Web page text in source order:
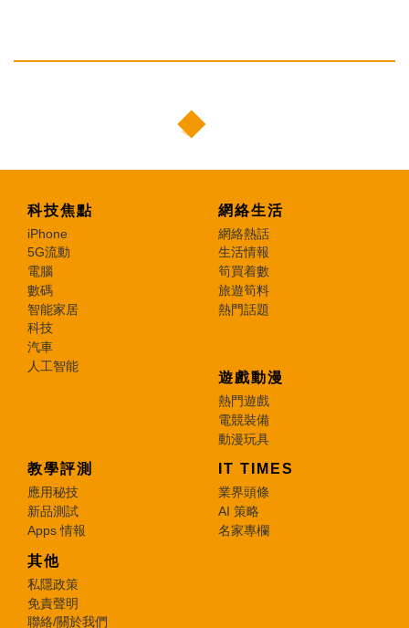
科技焦點
iPhone
5G流動
電腦
數碼
智能家居
科技
汽車
人工智能
網絡生活
網絡熱話
生活情報
筍買着數
旅遊筍料
熱門話題
遊戲動漫
熱門遊戲
電競裝備
動漫玩具
教學評測
應用秘技
新品測試
Apps 情報
IT TIMES
業界頭條
AI 策略
名家專欄
其他
私隱政策
免責聲明
聯絡/關於我們